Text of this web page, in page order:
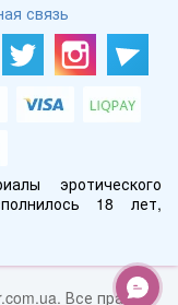
связь
эротического
18 лет,
Все права